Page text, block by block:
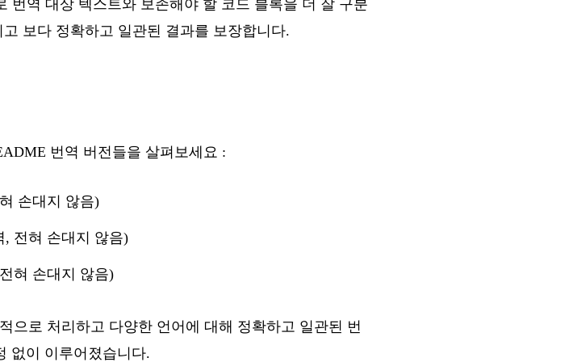
번역 대상 텍스트와 보존해야 할 코드 블록을 더 잘 구분
보다 정확하고 일관된 결과를 보장합니다.
번역 버전들을 살펴보세요 :
손대지 않음)
, 전혀 손대지 않음)
혀 손대지 않음)
으로 처리하고 다양한 언어에 대해 정확하고 일관된 번
없이 이루어졌습니다.